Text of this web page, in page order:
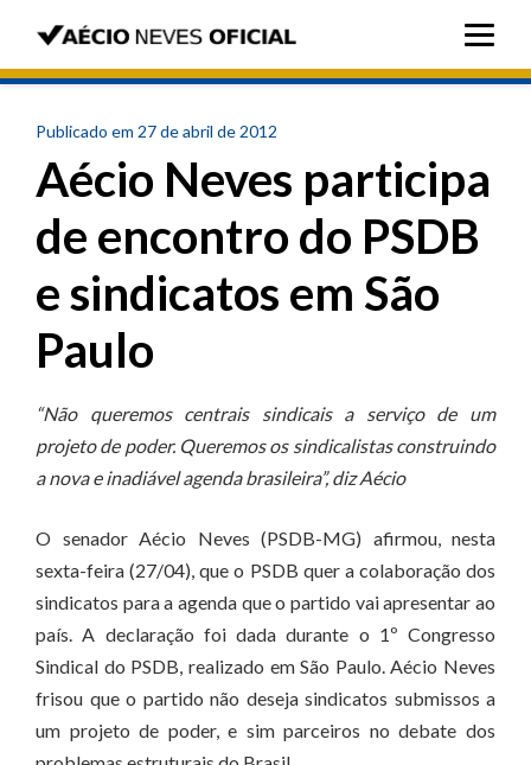
Publicado em 27 de abril de 2012
Aécio Neves participa
de encontro do PSDB
e sindicatos em São
Paulo
“Não queremos centrais sindicais a serviço de um
projeto de poder. Queremos os sindicalistas construindo
a nova e inadiável agenda brasileira”, diz Aécio
O senador Aécio Neves (PSDB-MG) afirmou, nesta
sexta-feira (27/04), que o PSDB quer a colaboração dos
sindicatos para a agenda que o partido vai apresentar ao
país. A declaração foi dada durante o 1º Congresso
Sindical do PSDB, realizado em São Paulo. Aécio Neves
frisou que o partido não deseja sindicatos submissos a
um projeto de poder, e sim parceiros no debate dos